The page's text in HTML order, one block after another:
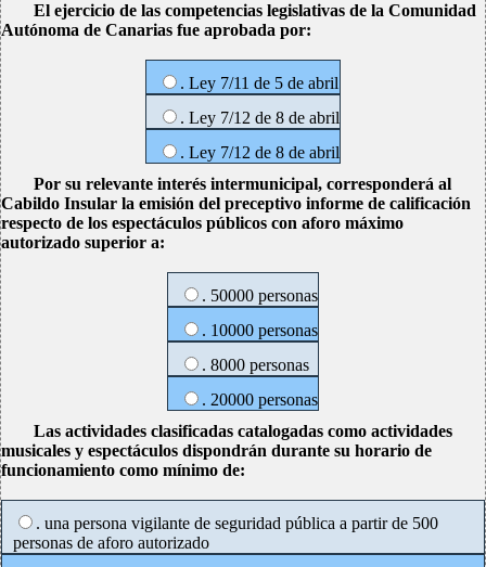
El ejercicio de las competencias legislativas de la Comunidad
Autónoma de Canarias fue aprobada por:
. Ley 7/11 de 5 de abril
. Ley 7/12 de 8 de abril
. Ley 7/12 de 8 de abril
Por su relevante interés intermunicipal, corresponderá al
Cabildo Insular la emisión del preceptivo informe de calificación
respecto de los espectáculos públicos con aforo máximo
autorizado superior a:
. 50000 personas
. 10000 personas
. 8000 personas
. 20000 personas
Las actividades clasificadas catalogadas como actividades
musicales y espectáculos dispondrán durante su horario de
funcionamiento como mínimo de:
. una persona vigilante de seguridad pública a partir de 500
personas de aforo autorizado